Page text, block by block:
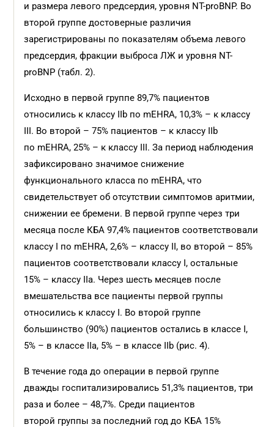
и размера левого предсердия, уровня NT-proBNP. Во
второй группе достоверные различия
зарегистрированы по показателям объема левого
предсердия, фракции выброса ЛЖ и уровня NT-
proBNP (табл. 2).
Исходно в первой группе 89,7% пациентов
относились к классу IIb по mEHRA, 10,3% – к классу
III. Во второй – 75% пациентов – к классу IIb
по mEHRA, 25% – к классу III. За период наблюдения
зафиксировано значимое снижение
функционального класса по mEHRA, что
свидетельствует об отсутствии симптомов аритмии,
снижении ее бремени. В первой группе через три
месяца после КБА 97,4% пациентов соответствовали
классу I по mEHRA, 2,6% – классу II, во второй – 85%
пациентов соответствовали классу I, остальные
15% – классу IIa. Через шесть месяцев после
вмешательства все пациенты первой группы
относились к классу I. Во второй группе
большинство (90%) пациентов остались в классе I,
5% – в классе IIа, 5% – в классе IIb (рис. 4).
В течение года до операции в первой группе
дважды госпитализировались 51,3% пациентов, три
раза и более – 48,7%. Среди пациентов
второй группы за последний год до КБА 15%